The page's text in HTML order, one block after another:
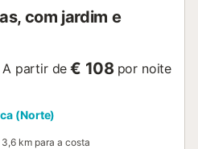
com jardim e
A partir de € 108 por noite
(Norte)
3,6 km para a costa